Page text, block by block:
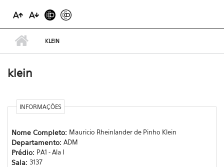
KLEIN
klein
INFORMAÇÕES
Nome Completo: Mauricio Rheinlander de Pinho Klein
Departamento: ADM
Prédio: PA1 - Ala I
Sala: 3137